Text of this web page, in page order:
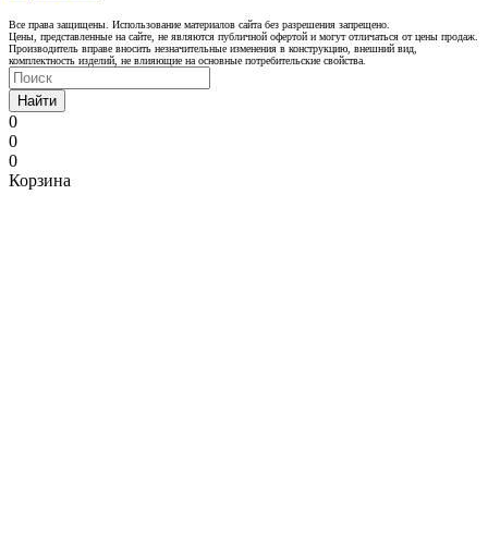
Все права защищены. Использование материалов сайта без разрешения запрещено.
Цены, представленные на сайте, не являются публичной офертой и могут отличаться от цены продаж.
Производитель вправе вносить незначительные изменения в конструкцию, внешний вид,
комплектность изделий, не влияющие на основные потребительские свойства.
Найти
0
0
0
Корзина